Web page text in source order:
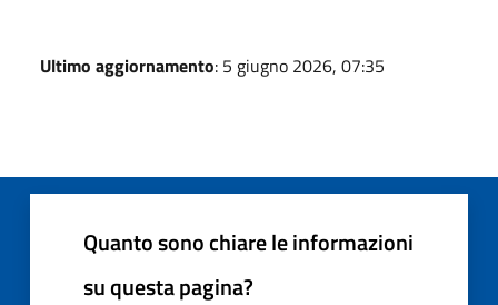
Ultimo aggiornamento: 5 giugno 2026, 07:35
Quanto sono chiare le informazioni
su questa pagina?